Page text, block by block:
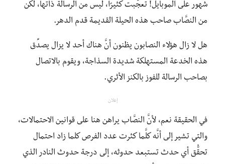
شهور على الموبايل! تعجَّبت كثيرًا، ليس من الرسالة ذاتها، لكن
من النصَّاب صاحب هذه الحيلة القديمة قدم الدهر.
هل لا زال هؤلاء النصابون يظنون أنَّ هناك أحد لا يزال يصدِّق
هذه الخدعة المستهلكة شديدة السذاجة، ويقوم بالاتصال
بصاحب الرسالة للفوز بالكنز الأثري.
إعلان
في الحقيقة نعم، لأنَّ النصَّاب يراهن هنا على قوانين الاحتمالات،
والتي تشير إلى أنَّه كلَّما كثرت عدد الفرص كلما زاد احتمال
تحقُّق أي حدث تستبعد حدوثه، إلى درجة حدوث النادر الذي